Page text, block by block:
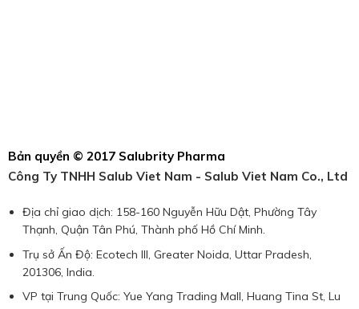
Bản quyền © 2017 Salubrity Pharma
Công Ty TNHH Salub Viet Nam - Salub Viet Nam Co., Ltd
Địa chỉ giao dịch: 158-160 Nguyễn Hữu Dật, Phường Tây
Thạnh, Quận Tân Phú, Thành phố Hồ Chí Minh.
Trụ sở Ấn Độ: Ecotech III, Greater Noida, Uttar Pradesh,
201306, India.
VP tại Trung Quốc: Yue Yang Trading Mall, Huang Tina St, Lu